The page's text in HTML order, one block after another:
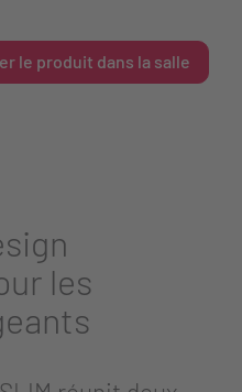
le produit dans la salle
les